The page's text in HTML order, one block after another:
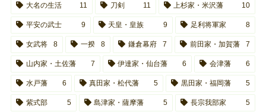
大名の生活 11 刀剣 11 上杉家・米沢藩 10
平安の武士 9 天皇・皇族 9 足利将軍家 8
女武将 8 一揆 8 鎌倉幕府 7 前田家・加賀藩 7
山内家・土佐藩 7 伊達家・仙台藩 6 会津藩 6
水戸藩 6 真田家・松代藩 5 黒田家・福岡藩 5
紫式部 5 島津家・薩摩藩 5 長宗我部家 5